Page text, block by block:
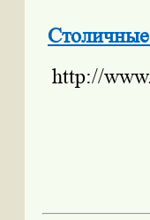
Столичные
http://